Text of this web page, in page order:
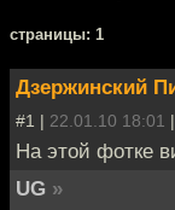
cтраницы: 1
Дзержинский
#1 | 22.01.10 18:01 |
На этой фотке
UG »